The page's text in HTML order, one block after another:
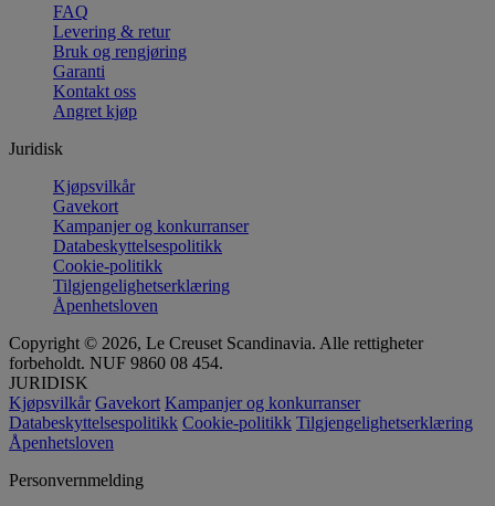
FAQ
Levering & retur
Bruk og rengjøring
Garanti
Kontakt oss
Angret kjøp
Juridisk
Kjøpsvilkår
Gavekort
Kampanjer og konkurranser
Databeskyttelsespolitikk
Cookie-politikk
Tilgjengelighetserklæring
Åpenhetsloven
Copyright © 2026, Le Creuset Scandinavia. Alle rettigheter
forbeholdt. NUF 9860 08 454.
JURIDISK
Kjøpsvilkår Gavekort Kampanjer og konkurranser
Databeskyttelsespolitikk Cookie-politikk Tilgjengelighetserklæring
Åpenhetsloven
Personvernmelding